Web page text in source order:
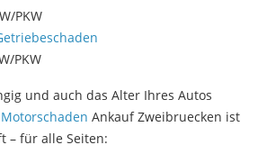
PKW
PKW
und auch das Alter Ihres Autos
Motorschaden Ankauf Zweibruecken ist
– für alle Seiten: